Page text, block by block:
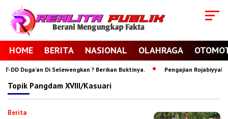
HOME BERITA NASIONAL OLAHRAGA
Duga’an Di Selewengkan ? Berikan Buktinya. Pengajian Rojabiyyah
Topik Pangdam XVIII/Kasuari
Berita